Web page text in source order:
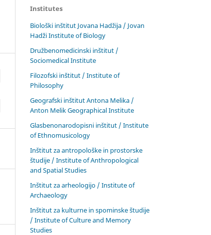
Institutes
Biološki inštitut Jovana Hadžija / Jovan
Hadži Institute of Biology
Družbenomedicinski inštitut /
Sociomedical Institute
Filozofski inštitut / Institute of
Philosophy
Geografski inštitut Antona Melika /
Anton Melik Geographical Institute
Glasbenonarodopisni inštitut / Institute
of Ethnomusicology
Inštitut za antropološke in prostorske
študije / Institute of Anthropological
and Spatial Studies
Inštitut za arheologijo / Institute of
Archaeology
Inštitut za kulturne in spominske študije
/ Institute of Culture and Memory
Studies